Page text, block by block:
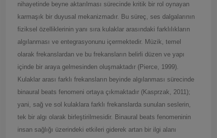
nihayetinde beyne aktarılması sürecinde kritik bir rol oynayan
karmaşık bir duyusal mekanizmadır. Bu süreç, ses dalgalarının
fiziksel özelliklerinin yanı sıra kulaklar arasındaki farklılıkların
algılanması ve entegrasyonunu içermektedir. Müzik, temel
olarak frekanslardan ve bu frekansların belirli düzen ve yapı
içinde bir araya gelmesinden oluşmaktadır (Pierce, 1999).
Kulaklar arası farklı frekansların beyinde algılanması sürecinde
binaural beats fenomeni ortaya çıkmaktadır (Kasprzak, 2011);
yani, sağ ve sol kulaklara farklı frekanslarda sunulan seslerin,
tek bir algı olarak birleştirilmesidir. Binaural beats fenomeninin
insan sağlığı üzerindeki etkileri giderek artan bir ilgi alanı